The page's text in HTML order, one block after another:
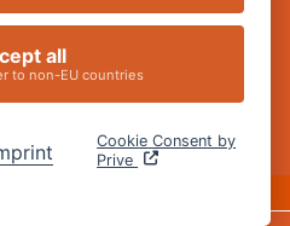
ändern
all
to non-EU countries
Cookie Consent by
Prive